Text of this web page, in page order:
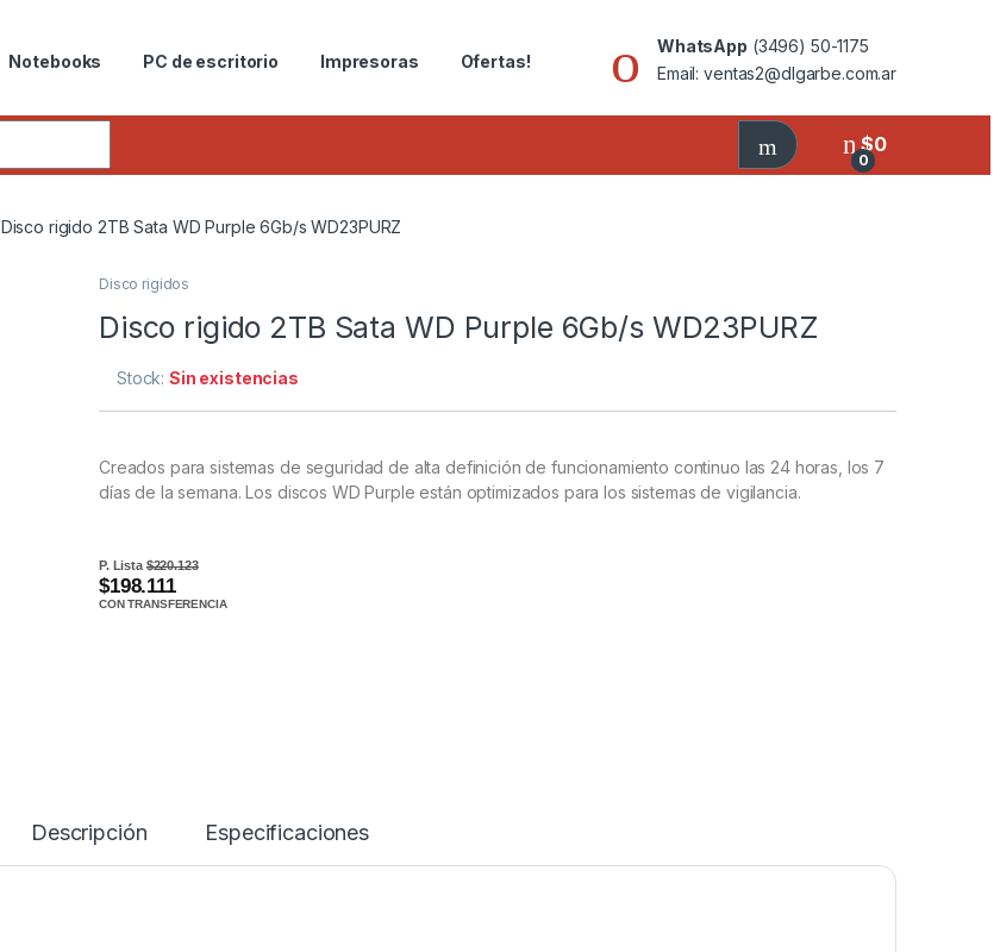
Notebooks PC de escritorio Impresoras Ofertas!
WhatsApp (3496) 50-1175
Email: ventas2@dlgarbe.com.ar
0
$0
Disco rigido 2TB Sata WD Purple 6Gb/s WD23PURZ
Disco rigidos
Disco rigido 2TB Sata WD Purple 6Gb/s WD23PURZ
Stock:Sin existencias
Creados para sistemas de seguridad de alta definición de funcionamiento continuo las 24 horas, los 7
días de la semana. Los discos WD Purple están optimizados para los sistemas de vigilancia.
P. Lista$220.123
$198.111
CON TRANSFERENCIA
Descripción Especificaciones